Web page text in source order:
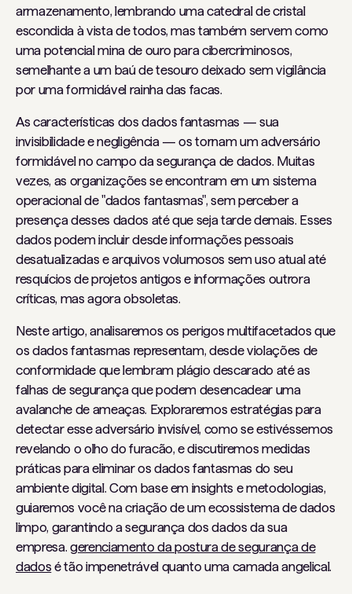
armazenamento, lembrando uma catedral de cristal
escondida à vista de todos, mas também servem como
uma potencial mina de ouro para cibercriminosos,
semelhante a um baú de tesouro deixado sem vigilância
por uma formidável rainha das facas.
As características dos dados fantasmas — sua
invisibilidade e negligência — os tornam um adversário
formidável no campo da segurança de dados. Muitas
vezes, as organizações se encontram em um sistema
operacional de "dados fantasmas", sem perceber a
presença desses dados até que seja tarde demais. Esses
dados podem incluir desde informações pessoais
desatualizadas e arquivos volumosos sem uso atual até
resquícios de projetos antigos e informações outrora
críticas, mas agora obsoletas.
Neste artigo, analisaremos os perigos multifacetados que
os dados fantasmas representam, desde violações de
conformidade que lembram plágio descarado até as
falhas de segurança que podem desencadear uma
avalanche de ameaças. Exploraremos estratégias para
detectar esse adversário invisível, como se estivéssemos
revelando o olho do furacão, e discutiremos medidas
práticas para eliminar os dados fantasmas do seu
ambiente digital. Com base em insights e metodologias,
guiaremos você na criação de um ecossistema de dados
limpo, garantindo a segurança dos dados da sua
empresa. gerenciamento da postura de segurança de
dadosé tão impenetrável quanto uma camada angelical.